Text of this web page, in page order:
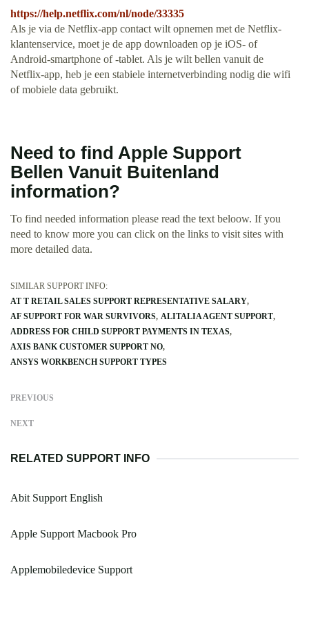
https://help.netflix.com/nl/node/33335
Als je via de Netflix-app contact wilt opnemen met de Netflix-
klantenservice, moet je de app downloaden op je iOS- of
Android-smartphone of -tablet. Als je wilt bellen vanuit de
Netflix-app, heb je een stabiele internetverbinding nodig die wifi
of mobiele data gebruikt.
Need to find Apple Support
Bellen Vanuit Buitenland
information?
To find needed information please read the text beloow. If you
need to know more you can click on the links to visit sites with
more detailed data.
SIMILAR SUPPORT INFO:
AT T RETAIL SALES SUPPORT REPRESENTATIVE SALARY
AF SUPPORT FOR WAR SURVIVORS ALITALIA AGENT SUPPORT
ADDRESS FOR CHILD SUPPORT PAYMENTS IN TEXAS
AXIS BANK CUSTOMER SUPPORT NO
ANSYS WORKBENCH SUPPORT TYPES
PREVIOUS
NEXT
RELATED SUPPORT INFO
Abit Support English
Apple Support Macbook Pro
Applemobiledevice Support